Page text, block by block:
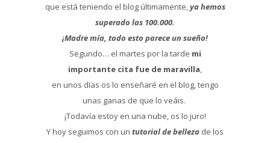
que está teniendo el blog últimamente,ya hemos
superado las 100.000.
¡Madre mía, todo esto parece un sueño!
Segundo… el martes por la tarde mi
importante cita fue de maravilla,
en unos días os lo enseñaré en el blog, tengo
unas ganas de que lo veáis.
¡Todavía estoy en una nube, os lo juro!
Y hoy seguimos con un tutorial de belleza de los